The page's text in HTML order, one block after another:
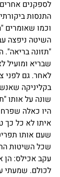
לספקנים אחרים
התנסות
וכמו שאומרים
השיטה ניפצה
"תזונה
שבריא ומועיל
לאחר. גם לפני
בקליניקה
שונה על אותו
היו כאלה
איתו לא כל כך
שעם אותו
שכל השיטות
עקב אכילס:
לכולם. שמעתי